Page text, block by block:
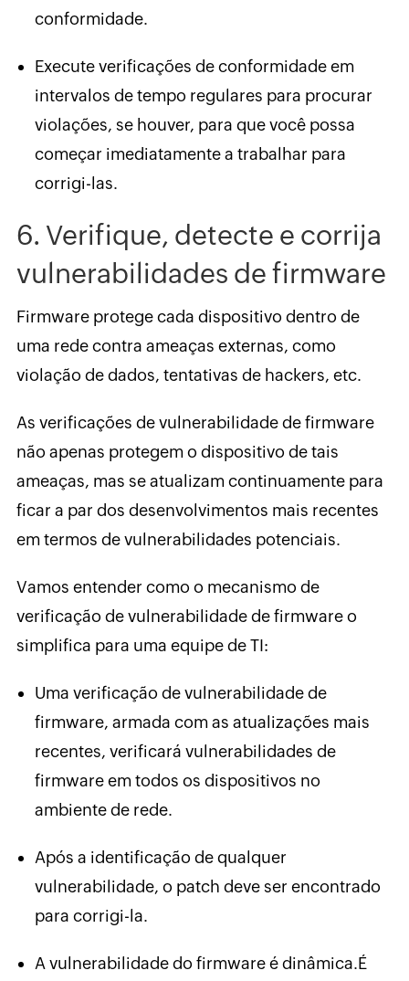
conformidade.
Execute verificações de conformidade em
intervalos de tempo regulares para procurar
violações, se houver, para que você possa
começar imediatamente a trabalhar para
corrigi-las.
6. Verifique, detecte e corrija
vulnerabilidades de firmware
Firmware protege cada dispositivo dentro de
uma rede contra ameaças externas, como
violação de dados, tentativas de hackers, etc.
As verificações de vulnerabilidade de firmware
não apenas protegem o dispositivo de tais
ameaças, mas se atualizam continuamente para
ficar a par dos desenvolvimentos mais recentes
em termos de vulnerabilidades potenciais.
Vamos entender como o mecanismo de
verificação de vulnerabilidade de firmware o
simplifica para uma equipe de TI:
Uma verificação de vulnerabilidade de
firmware, armada com as atualizações mais
recentes, verificará vulnerabilidades de
firmware em todos os dispositivos no
ambiente de rede.
Após a identificação de qualquer
vulnerabilidade, o patch deve ser encontrado
para corrigi-la.
A vulnerabilidade do firmware é dinâmica.É